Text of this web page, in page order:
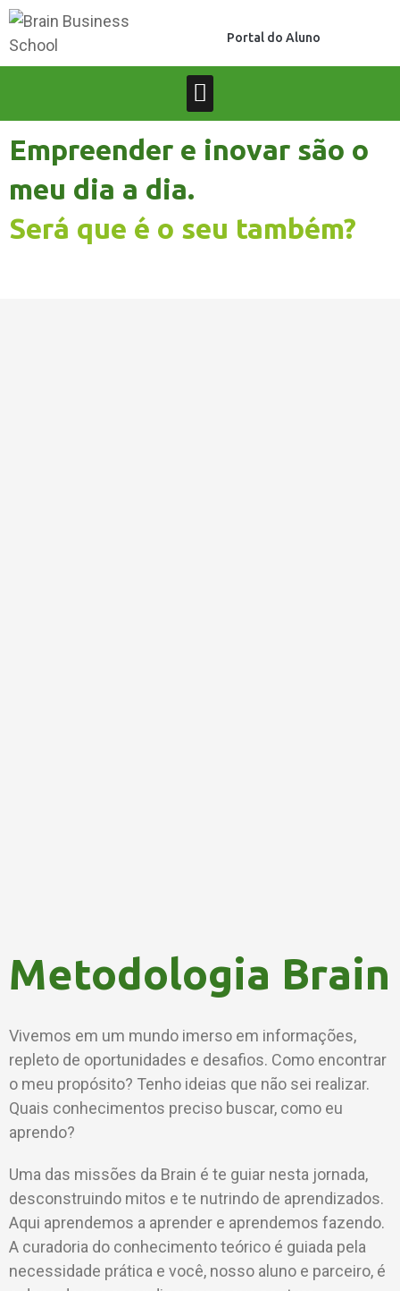
Portal do Aluno
Empreender e inovar são o
meu dia a dia.
Será que é o seu também?
Metodologia Brain
Vivemos em um mundo imerso em informações,
repleto de oportunidades e desafios. Como encontrar
o meu propósito? Tenho ideias que não sei realizar.
Quais conhecimentos preciso buscar, como eu
aprendo?
Uma das missões da Brain é te guiar nesta jornada,
desconstruindo mitos e te nutrindo de aprendizados.
Aqui aprendemos a aprender e aprendemos fazendo.
A curadoria do conhecimento teórico é guiada pela
necessidade prática e você, nosso aluno e parceiro, é